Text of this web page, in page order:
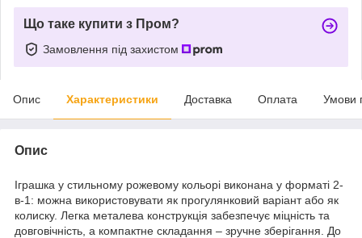
Що таке купити з Пром?
Замовлення під захистом
Опис Характеристики Доставка Оплата Умови
Опис
Іграшка у стильному рожевому кольорі виконана у форматі 2-
в-1: можна використовувати як прогулянковий варіант або як
колиску. Легка металева конструкція забезпечує міцність та
довговічність, а компактне складання – зручне зберігання. До